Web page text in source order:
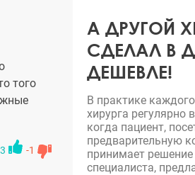
рамках
с
того
3 -1
А ДРУГОЙ
СДЕЛАЛ В
ДЕШЕВЛЕ!
В практике
хирурга регулярно
когда пациент,
предварительную
принимает решение
специалиста,